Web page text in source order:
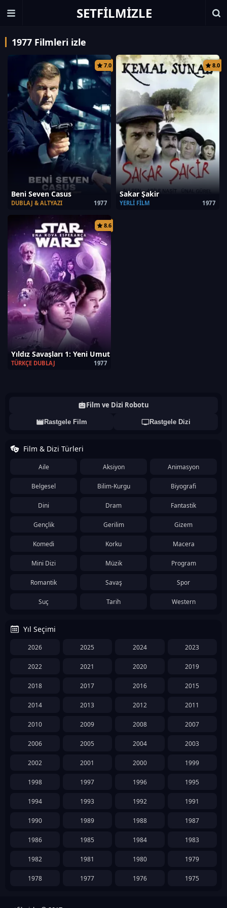
SETFILMIZLE
1977 Filmleri izle
7.0
Beni Seven Casus
1977
DUBLAJ & ALTYAZI
8.0
Sakar Şakir
1977
YERLI FILM
8.6
Yıldız Savaşları 1: Yeni Umut
1977
TÜRKÇE DUBLAJ
Film ve Dizi Robotu
Rastgele Film Rastgele Dizi
Film & Dizi Türleri
Aile Aksiyon Animasyon
Belgesel Bilim-Kurgu Biyografi
Dini Dram Fantastik
Gençlik Gerilim Gizem
Komedi Korku Macera
Mini Dizi Müzik Program
Romantik Savaş Spor
Suç Tarih Western
Yıl Seçimi
2026 2025 2024 2023
2022 2021 2020 2019
2018 2017 2016 2015
2014 2013 2012 2011
2010 2009 2008 2007
2006 2005 2004 2003
2002 2001 2000 1999
1998 1997 1996 1995
1994 1993 1992 1991
1990 1989 1988 1987
1986 1985 1984 1983
1982 1981 1980 1979
1978 1977 1976 1975